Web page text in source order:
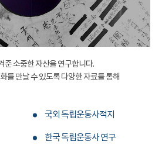
준 소중한 자산을 연구합니다.
를 만날 수 있도록 다양한 자료를 통해
국외 독립운동사적지
한국 독립운동사 연구